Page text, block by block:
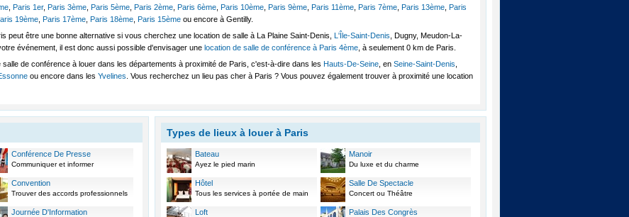
Paris 1er, Paris 3ème Paris 5ème Paris 2ème Paris 6ème Paris 10ème Paris 9ème Paris 11ème Paris 7ème Paris 13ème Paris
19ème Paris 17ème Paris 18ème Paris 15ème ou encore à Gentilly.
peut être une bonne alternative si vous cherchez une location de salle à La Plaine Saint-Denis, L'Île-Saint-Denis , Dugny, Meudon-La-
événement, il est donc aussi possible d'envisager une location de salle de conférence à Paris 4ème , à seulement 0 km de Paris.
de conférence à louer dans les départements à proximité de Paris, c'est-à-dire dans les Hauts-De-Seine , en Seine-Saint-Denis
ou encore dans les Yvelines . Vous recherchez un lieu pas cher à Paris ? Vous pouvez également trouver à proximité une location
Conférence De Presse
Communiquer et informer
Convention
Trouver des accords professionnels
Journée D'Information
Types de lieux à louer à Paris
Bateau
Ayez le pied marin
Manoir
Du luxe et du charme
Hôtel
Tous les services à portée de main
Salle De Spectacle
Concert ou Théâtre
Loft Palais Des Congrès